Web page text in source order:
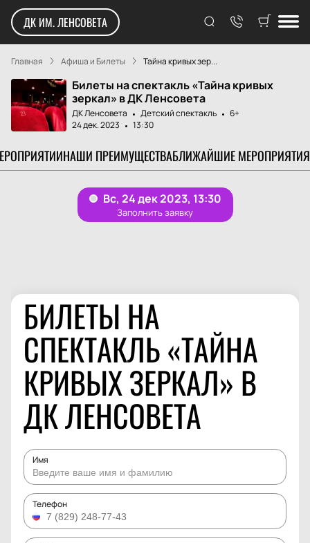
ДК ИМ. ЛЕНСОВЕТА
Главная Афиша и Билеты Тайна кривых зер...
Билеты на спектакль «Тайна кривых
зеркал» в ДК Ленсовета
ДК Ленсовета Детский спектакль
6+
24 дек. 2023
13:30
НАШИ ПРЕИМУЩЕСТВАБЛИЖАЙШИЕ МЕРОПРИЯТИЯ
БИЛЕТЫ НА
СПЕКТАКЛЬ «ТАЙНА
КРИВЫХ ЗЕРКАЛ» В
ДК ЛЕНСОВЕТА
Имя
Телефон